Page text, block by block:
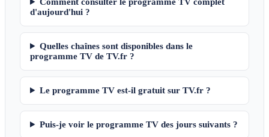
d'aujourd'hui ?
Quelles chaînes sont disponibles dans le
programme TV de TV.fr ?
Le programme TV est-il gratuit sur TV.fr ?
Puis-je voir le programme TV des jours suivants ?